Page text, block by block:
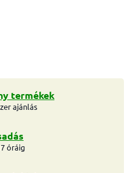
termékek
ajánlás
óráig